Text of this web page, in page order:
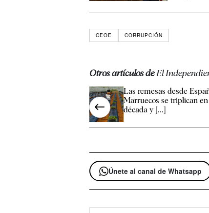
CEOE CORRUPCIÓN
Otros artículos deEl
Las remesas desde
Marruecos se triplican
década y [...]
Únete al canal de Whatsapp